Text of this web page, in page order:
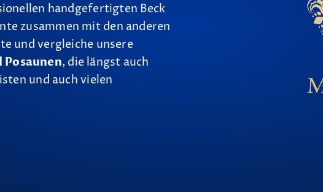
handgefertigten Beck
zusammen mit den anderen
und vergleiche unsere
, die längst auch
und auch vielen